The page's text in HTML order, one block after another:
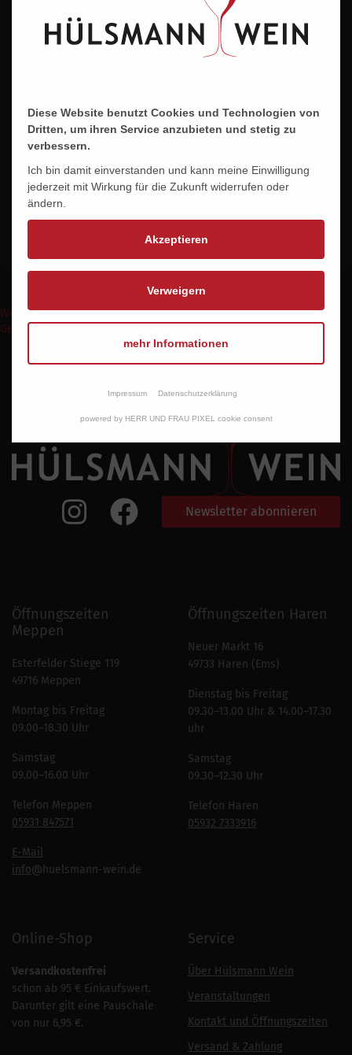
Italien
Alkohol
11,0 % vol.
Allergene
Enthält Sulfite
Weinpakete Weinmomente Keine Weine Wein Abo Events Shop
Geschenke Express
Newsletter abonnieren
Öffnungszeiten
Meppen
Esterfelder Stiege 119
49716 Meppen
Montag bis Freitag
09.00–18.30 Uhr
Samstag
09.00–16.00 Uhr
Telefon Meppen
05931 847571
E-Mail
info@huelsmann-wein.de
Öffnungszeiten Haren
Neuer Markt 16
49733 Haren (Ems)
Dienstag bis Freitag
09.30–13.00 Uhr & 14.00–17.30
uhr
Samstag
09.30–12.30 Uhr
Telefon Haren
05932 7333916
Online-Shop
Versandkostenfrei
schon ab 95 € Einkaufswert.
Darunter gilt eine Pauschale
von nur 6,95 €.
Service
Über Hülsmann Wein
Veranstaltungen
Kontakt und Öffnungszeiten
Versand & Zahlung
Diese Website benutzt Cookies und Technologien von
Dritten, um ihren Service anzubieten und stetig zu
verbessern.
Ich bin damit einverstanden und kann meine Einwilligung
jederzeit mit Wirkung für die Zukunft widerrufen oder
ändern.
Akzeptieren
Verweigern
mehr Informationen
Impressum Datenschutzerklärung
powered by HERR UND FRAU PIXEL cookie consent